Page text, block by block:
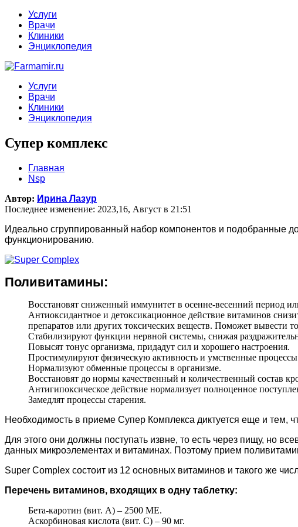
Услуги
Врачи
Клиники
Энциклопедия
Услуги
Врачи
Клиники
Энциклопедия
Супер комплекс
Главная
Nsp
Автор: Ирина Лазур
Последнее изменение: 2023,16, Август в 21:51
Идеально сгруппированный набор компонентов и подобранные
функционированию.
Поливитамины:
Восстановят сниженный иммунитет в осенне-весенний период
Антиоксидантное и детоксикационное действие витаминов
препаратов или других токсических веществ. Поможет вывести
Стабилизируют функции нервной системы, снижая
Повысят тонус организма, придадут сил и хорошего настроения.
Простимулируют физическую активность и умственные
Нормализуют обменные процессы в организме.
Восстановят до нормы качественный и количественный состав
Антигипоксическое действие нормализует полноценное
Замедлят процессы старения.
Необходимость в приеме Супер Комплекса диктуется еще и тем,
Для этого они должны поступать извне, то есть через пищу, но
данных микроэлементах и витаминах. Поэтому прием
Super Complex состоит из 12 основных витаминов и такого же
Перечень витаминов, входящих в одну таблетку:
Бета-каротин (вит. А) – 2500 ME.
Аскорбиновая кислота (вит. С) – 90 мг.